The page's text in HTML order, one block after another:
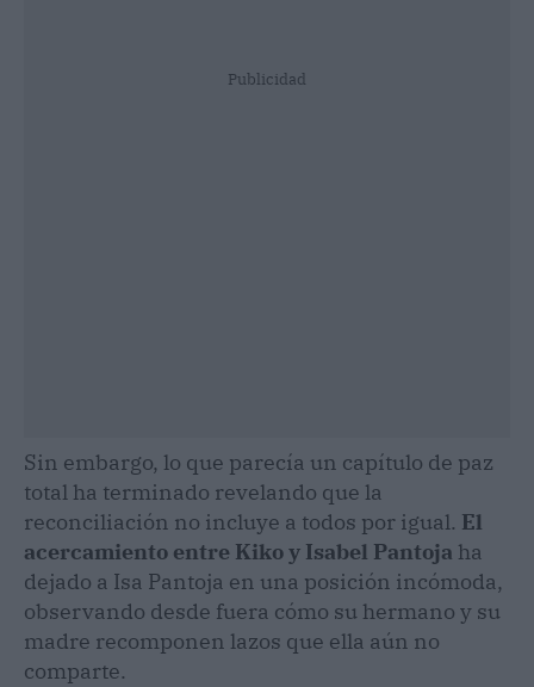
Publicidad
Sin embargo, lo que parecía un capítulo de paz
total ha terminado revelando que la
reconciliación no incluye a todos por igual. El
acercamiento entre Kiko y Isabel Pantoja ha
dejado a Isa Pantoja en una posición incómoda,
observando desde fuera cómo su hermano y su
madre recomponen lazos que ella aún no
comparte.